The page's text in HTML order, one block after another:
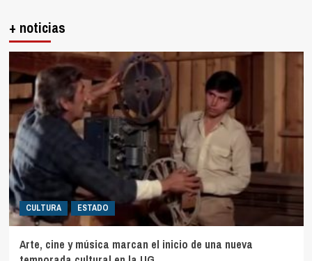
+ noticias
CULTURA ESTADO
Arte, cine y música marcan el inicio de una nueva